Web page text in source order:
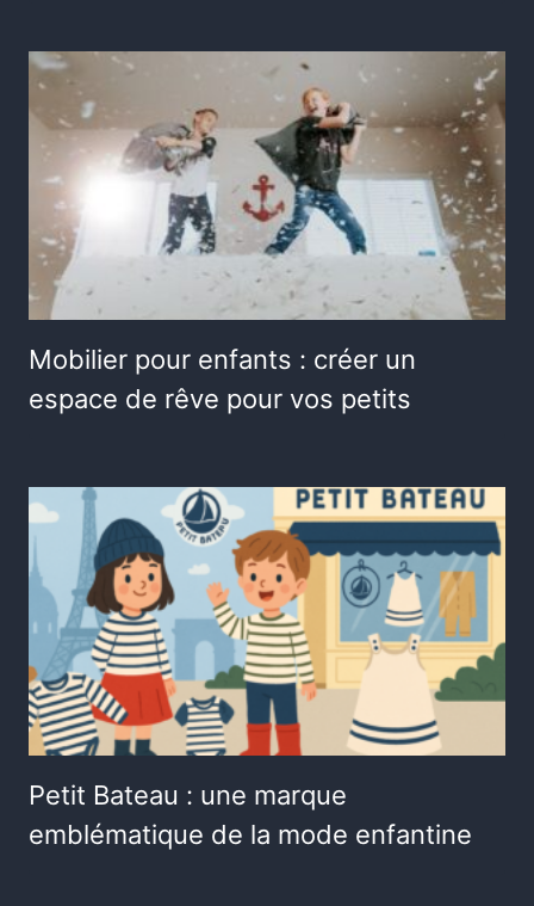
Mobilier pour enfants : créer un
espace de rêve pour vos petits
Petit Bateau : une marque
emblématique de la mode enfantine